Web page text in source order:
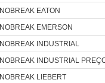
NOBREAK EATON
NOBREAK EMERSON
NOBREAK INDUSTRIAL
NOBREAK INDUSTRIAL
NOBREAK LIEBERT